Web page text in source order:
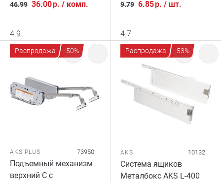
46.99 36.00р. / комп.
4.9
9.79 6.85р. / шт.
4.7
Распродажа - 50%
AKS PLUS 73950
Подъемный механизм
верхний C с
Распродажа - 53%
AKS 10132
Система ящиков
Металбокс AKS L-400